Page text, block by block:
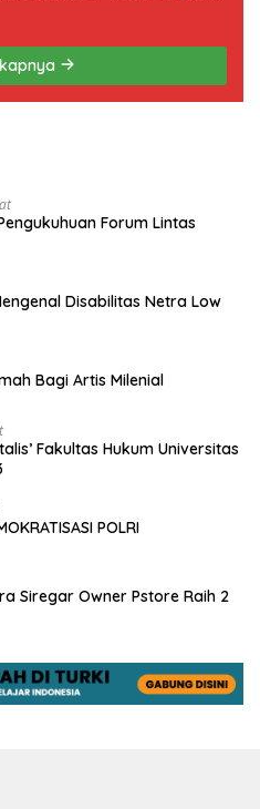
Forum Lintas
Disabilitas Netra Low
Bagi Artis Milenial
POLRI
Siregar Owner Pstore Raih 2